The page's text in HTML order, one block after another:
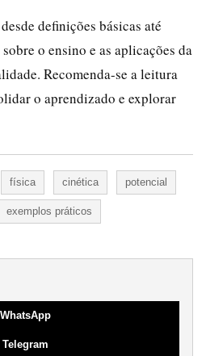
definições básicas até
o ensino e as aplicações da
Recomenda-se a leitura
o aprendizado e explorar
física cinética potencial
exemplos práticos
WhatsApp
Telegram